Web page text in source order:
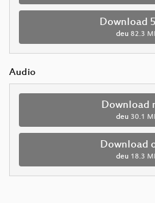
Download
deu 82.3
Audio
Download
deu 30.1
Download
deu 18.3